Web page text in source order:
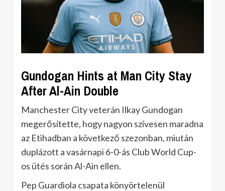
Gundogan Hints at Man City Stay
After Al-Ain Double
Manchester City veterán Ilkay Gundogan
megerősítette, hogy nagyon szívesen maradna
az Etihadban a következő szezonban, miután
duplázott a vasárnapi 6-0-ás Club World Cup-
os ütés során Al-Ain ellen.
Pep Guardiola csapata könyörtelenül